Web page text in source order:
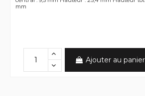
mm
Ajouter au panier